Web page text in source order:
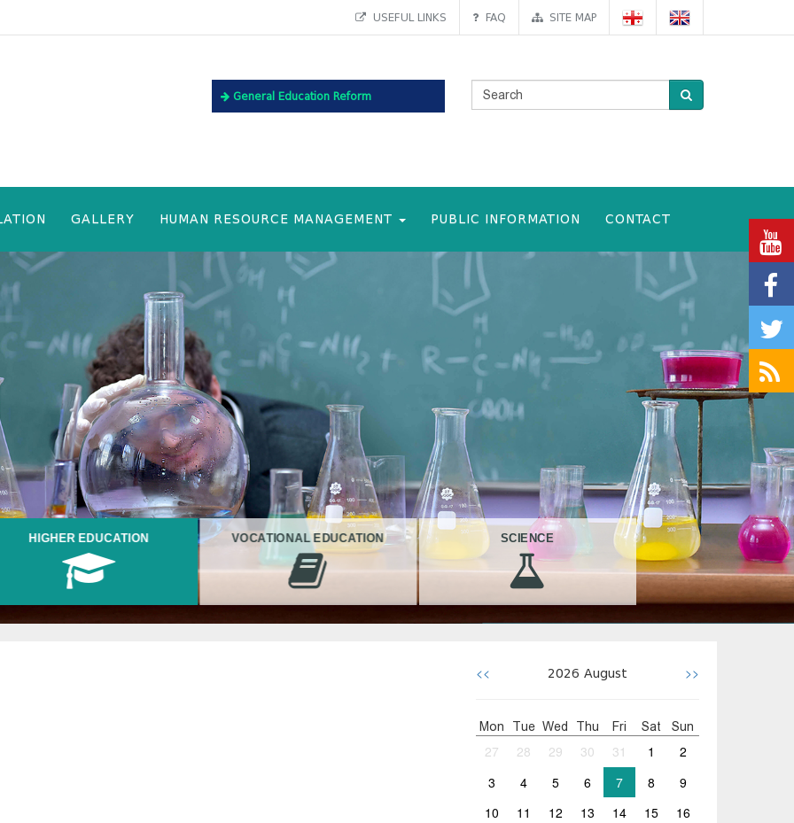
USEFUL LINKS FAQ SITE MAP
General Education Reform
GALLERY HUMAN RESOURCE MANAGEMENT PUBLIC INFORMATION CONTACT
HIGHER EDUCATION VOCATIONAL EDUCATION SCIENCE
<< 2026 August >>
Mon Tue Wed Thu Fri Sat Sun
27 28 29 30 31 1
2
3
4 5 6 7 8
9
10
11 12 13 14 15
16